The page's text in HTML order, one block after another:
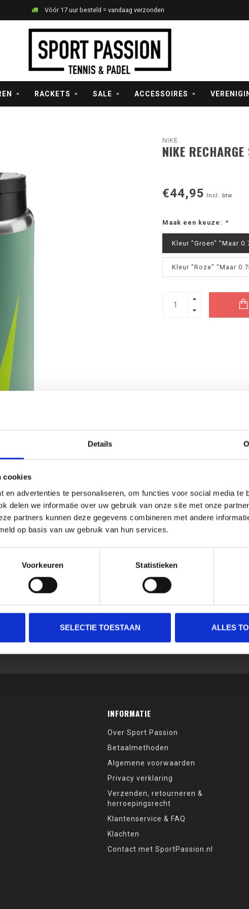
Details
cookies
en advertenties te personaliseren, om functies voor social media te
delen we informatie over uw gebruik van onze site met onze
partners kunnen deze gegevens combineren met andere
op basis van uw gebruik van hun services.
Voorkeuren Statistieken
SELECTIE TOESTAAN ALLES
Vóór 17 uur besteld = vandaag verzonden
RACKETS SALE ACCESSOIRES
NIKE
NIKE
€44,95 Incl. btw
Maak een keuze: *
Kleur "Groen" "Maar
Kleur "Roze" "Maar
SCHRIJF JE IN VOOR ONZE NIEUWSBRIEF
En ontvang direct 10% korting in onze webwinkel
INFORMATIE
Over Sport Passion
Betaalmethoden
Algemene voorwaarden
Privacy verklaring
Verzenden, retourneren &
herroepingsrecht
Klantenservice & FAQ
Klachten
Contact met SportPassion.nl